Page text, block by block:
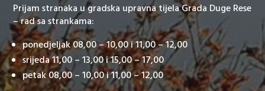
Prijam stranaka u gradska upravna tijela Grada Duge Rese
– rad sa strankama:
ponedjeljak 08,00 – 10,00 i 11,00 – 12,00
srijeda 11,00 – 13,00 i 15,00 – 17,00
petak 08,00 – 10,00 i 11,00 – 12,00